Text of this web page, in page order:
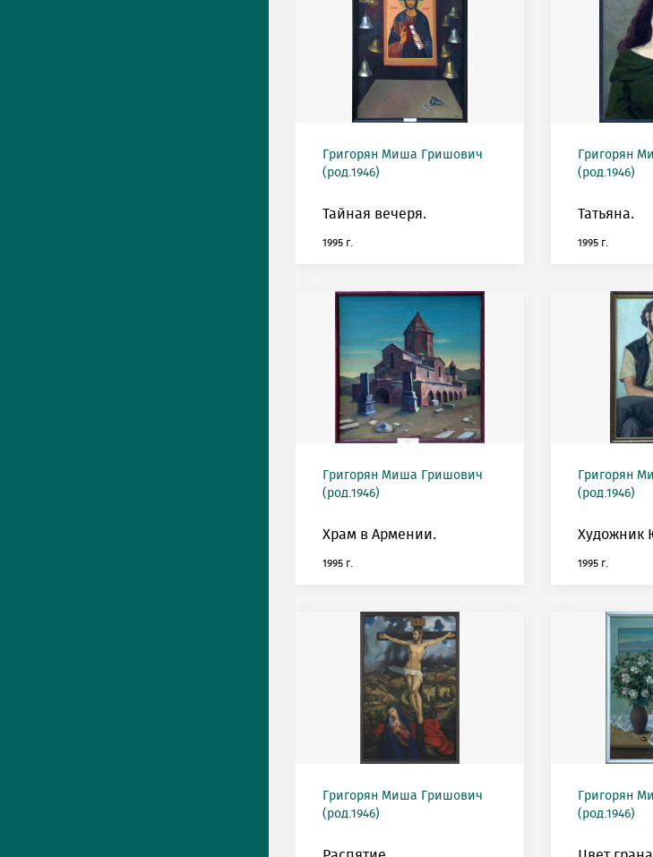
Григорян Миша Гришович
(род.1946)
Тайная вечеря.
1995 г.
Григорян
(род.1946)
Татьяна.
1995 г.
Григорян Миша Гришович
(род.1946)
Храм в Армении.
1995 г.
Григорян
(род.1946)
Художник
1995 г.
Григорян Миша Гришович
(род.1946)
Григорян
(род.1946)